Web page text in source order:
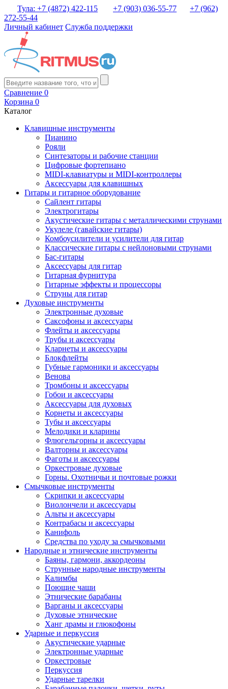
Тула: +7 (4872) 422-115 +7 (903) 036-55-77
+7 (962)
272-55-44
Личный кабинет Служба поддержки
Сравнение 0
Корзина 0
Каталог
Клавишные инструменты
Пианино
Рояли
Синтезаторы и рабочие станции
Цифровые фортепиано
MIDI-клавиатуры и MIDI-контроллеры
Аксессуары для клавишных
Гитары и гитарное оборудование
Сайлент гитары
Электрогитары
Акустические гитары с металлическими струнами
Укулеле (гавайские гитары)
Комбоусилители и усилители для гитар
Классические гитары с нейлоновыми струнами
Бас-гитары
Аксессуары для гитар
Гитарная фурнитура
Гитарные эффекты и процессоры
Струны для гитар
Духовые инструменты
Электронные духовые
Саксофоны и аксессуары
Флейты и аксессуары
Трубы и аксессуары
Кларнеты и аксессуары
Блокфлейты
Губные гармоники и аксессуары
Венова
Тромбоны и аксессуары
Гобои и аксессуары
Аксессуары для духовых
Корнеты и аксессуары
Тубы и аксессуары
Мелодики и кларины
Флюгельгорны и аксессуары
Валторны и аксессуары
Фаготы и аксессуары
Оркестровые духовые
Горны. Охотничьи и почтовые рожки
Смычковые инструменты
Скрипки и аксессуары
Виолончели и аксессуары
Альты и аксессуары
Контрабасы и аксессуары
Канифоль
Средства по уходу за смычковыми
Народные и этнические инструменты
Баяны, гармони, аккордеоны
Струнные народные инструменты
Калимбы
Поющие чаши
Этнические барабаны
Варганы и аксессуары
Духовые этнические
Ханг драмы и глюкофоны
Ударные и перкуссия
Акустические ударные
Электронные ударные
Оркестровые
Перкуссия
Ударные тарелки